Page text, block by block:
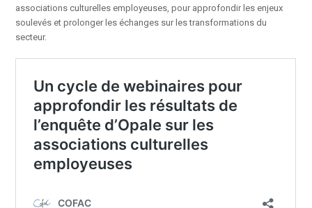
associations culturelles employeuses, pour approfondir les enjeux
soulevés et prolonger les échanges sur les transformations du
secteur.